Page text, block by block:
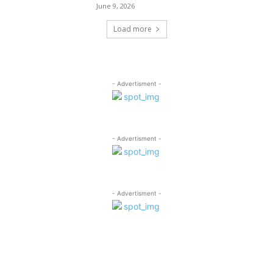
June 9, 2026
Load more
- Advertisment -
- Advertisment -
- Advertisment -